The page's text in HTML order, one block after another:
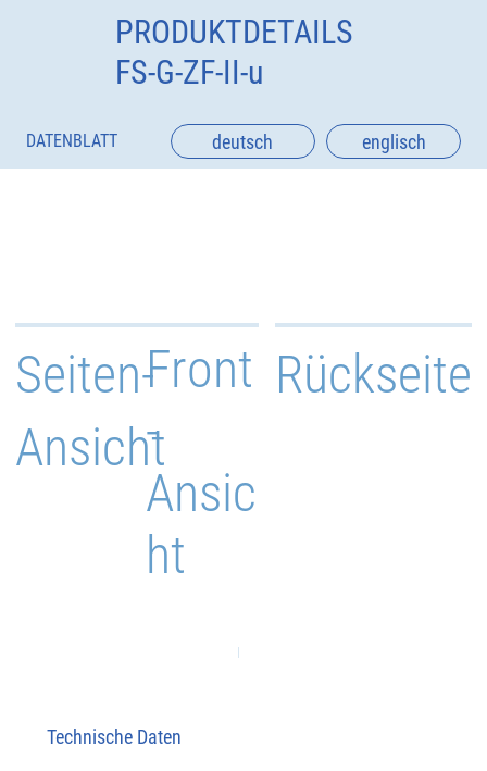
Technische Daten
Seiten-
Ansicht
Rückseite
Front
-
Ansic
ht
PRODUKTDETAILS
FS-G-ZF-II-u
DATENBLATT englisch
deutsch